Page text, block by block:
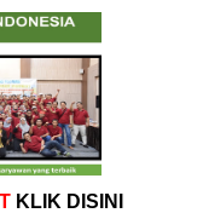
KLIK DISINI